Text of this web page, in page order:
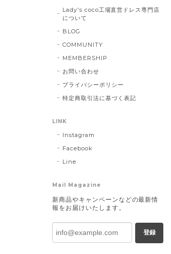
Lady's coco工場直営ドレス専門店
について
BLOG
COMMUNITY
MEMBERSHIP
お問い合わせ
プライバシーポリシー
特定商取引法に基づく表記
LINK
Instagram
Facebook
Line
Mail Magazine
新商品やキャンペーンなどの最新情
報をお届けいたします。
登録